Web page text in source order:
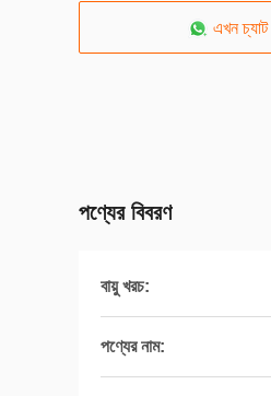
এখন
পণ্যের বিবরণ
বায়ু খরচ:
পণ্যের নাম: